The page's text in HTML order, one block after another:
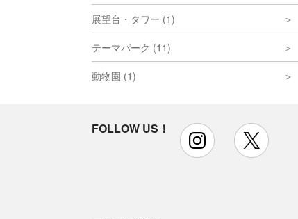
展望台・タワー (1)
テーマパーク (11)
動物園 (1)
FOLLOW US！ instagram